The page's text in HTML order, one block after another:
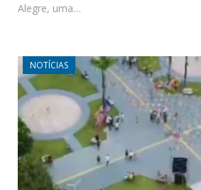
Alegre, uma…
NOTÍCIAS